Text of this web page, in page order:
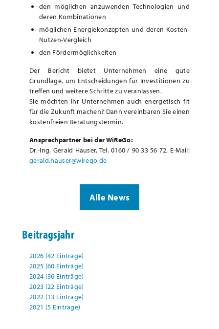
den möglichen anzuwenden Technologien und
deren Kombinationen
möglichen Energiekonzepten und deren Kosten-
Nutzen-Vergleich
den Fördermöglichkeiten
Der Bericht bietet Unternehmen eine gute
Grundlage, um Entscheidungen für Investitionen zu
treffen und weitere Schritte zu veranlassen.
Sie möchten Ihr Unternehmen auch energetisch fit
für die Zukunft machen? Dann vereinbaren Sie einen
kostenfreien Beratungstermin.
Ansprechpartner bei der WiReGo:
Dr.-Ing. Gerald Hauser, Tel. 0160 / 90 33 56 72, E-Mail:
gerald.hauser@wirego.de
Alle News
Beitragsjahr
2026 (42 Einträge)
2025 (60 Einträge)
2024 (36 Einträge)
2023 (22 Einträge)
2022 (13 Einträge)
2021 (5 Einträge)